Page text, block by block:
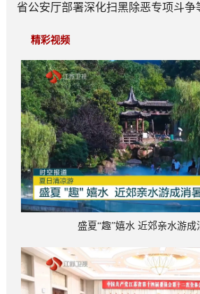
省公安厅部署深化扫黑除恶专项斗争
精彩视频
盛夏“趣”嬉水 近郊亲水游成